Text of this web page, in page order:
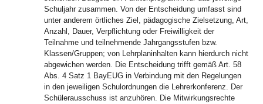
Schuljahr zusammen. Von der Entscheidung umfasst sind
unter anderem örtliches Ziel, pädagogische Zielsetzung, Art,
Anzahl, Dauer, Verpflichtung oder Freiwilligkeit der
Teilnahme und teilnehmende Jahrgangsstufen bzw.
Klassen/Gruppen; von Lehrplaninhalten kann hierdurch nicht
abgewichen werden. Die Entscheidung trifft gemäß Art. 58
Abs. 4 Satz 1 BayEUG in Verbindung mit den Regelungen
in den jeweiligen Schulordnungen die Lehrerkonferenz. Der
Schülerausschuss ist anzuhören. Die Mitwirkungsrechte